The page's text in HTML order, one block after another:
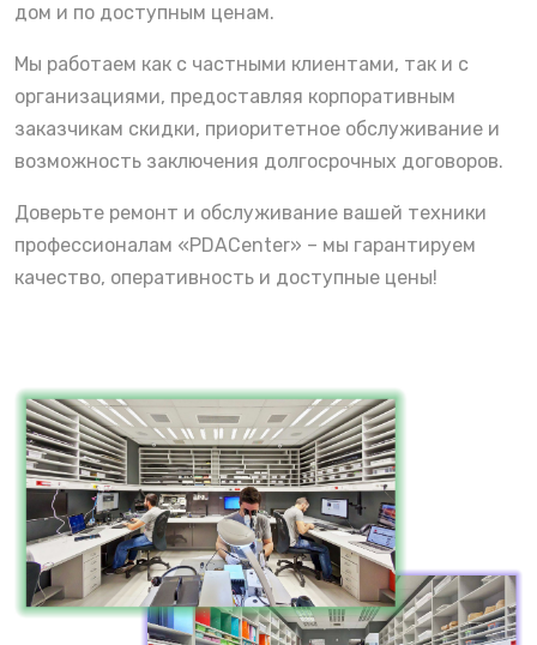
дом и по доступным ценам.
Мы работаем как с частными клиентами, так и с
организациями, предоставляя корпоративным
заказчикам скидки, приоритетное обслуживание и
возможность заключения долгосрочных договоров.
Доверьте ремонт и обслуживание вашей техники
профессионалам «PDACenter» – мы гарантируем
качество, оперативность и доступные цены!